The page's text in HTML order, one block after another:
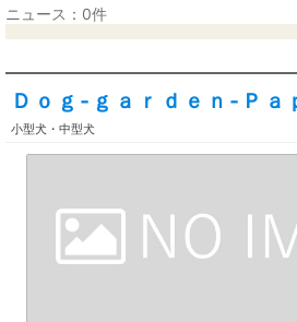
ニュース：0件
Ｄｏｇ‐ｇａｒｄｅｎ‐Ｐａ
小型犬・中型犬